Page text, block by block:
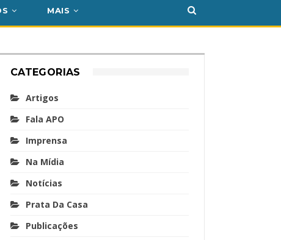
MAIS
CATEGORIAS
Artigos
Fala APO
Imprensa
Na Mídia
Notícias
Prata Da Casa
Publicações